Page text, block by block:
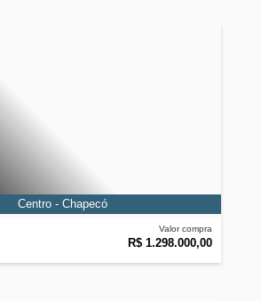
Valor compra
R$ 1.298.000,00
Centro - Chapecó